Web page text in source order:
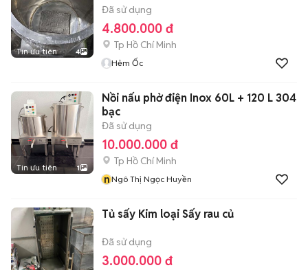
Tin ưu tiên 4
Đã sử dụng
4.800.000 đ
Tp Hồ Chí Minh
Hẻm Ốc
Tin ưu tiên 1
Nồi nấu phở điện Inox 60L + 120 L 304
bạc
Đã sử dụng
10.000.000 đ
Tp Hồ Chí Minh
nNgô Thị Ngọc Huyền
Tủ sấy Kim loại Sấy rau củ
Đã sử dụng
3.000.000 đ